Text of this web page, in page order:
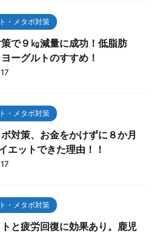
・メタボ対策
で９㎏減量に成功！低脂肪
ヨーグルトのすすめ！
・メタボ対策
対策、お金をかけずに８か月
エットできた理由！！
・メタボ対策
と疲労回復に効果あり。鹿児